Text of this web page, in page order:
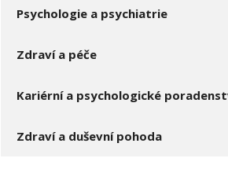
Psychologie a psychiatrie
Zdraví a péče
Kariérní a psychologické
Zdraví a duševní pohoda